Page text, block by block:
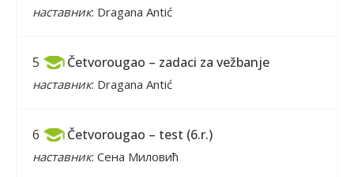
наставник: Dragana Antić
5 Četvorougao – zadaci za vežbanje
наставник: Dragana Antić
6 Četvorougao – test (6.r.)
наставник: Сена Миловић